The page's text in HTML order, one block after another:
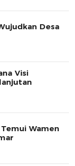
Desa
Visi
Wamen